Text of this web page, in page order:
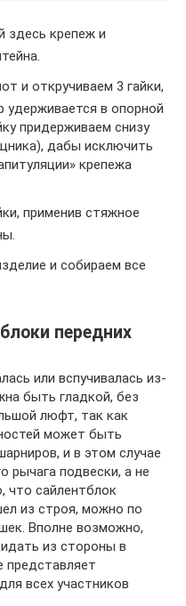
здесь крепеж и
и откручиваем 3 гайки,
в опорной
придерживаем снизу
дабы исключить
крепежа
применив стяжное
и собираем все
передних
или вспучивалась из-
быть гладкой, без
люфт, так как
может быть
и в этом случае
рычага подвески, а не
что сайлентблок
из строя, можно по
Вполне возможно,
из стороны в
представляет
всех участников